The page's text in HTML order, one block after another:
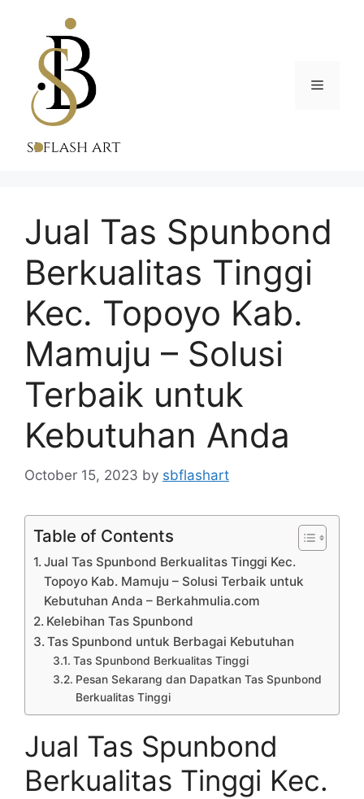
content
Menu
Jual Tas Spunbond
Berkualitas Tinggi
Kec. Topoyo Kab.
Mamuju – Solusi
Terbaik untuk
Kebutuhan Anda
October 15, 2023 by sbflashart
Table of Contents
Jual Tas Spunbond Berkualitas Tinggi Kec.
Topoyo Kab. Mamuju – Solusi Terbaik untuk
Kebutuhan Anda – Berkahmulia.com
Kelebihan Tas Spunbond
Tas Spunbond untuk Berbagai Kebutuhan
Tas Spunbond Berkualitas Tinggi
Pesan Sekarang dan Dapatkan Tas Spunbond
Berkualitas Tinggi
Jual Tas Spunbond
Berkualitas Tinggi Kec.